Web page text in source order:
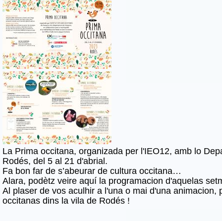
La Prima occitana, organizada per l'IEO12, amb lo
Rodés, del 5 al 21 d'abrial.
Fa bon far de s’abeurar de cultura occitana…
Alara, podètz veire aquí la programacion d'aquelas
Al plaser de vos aculhir a l'una o mai d'una animacion,
occitanas dins la vila de Rodés !